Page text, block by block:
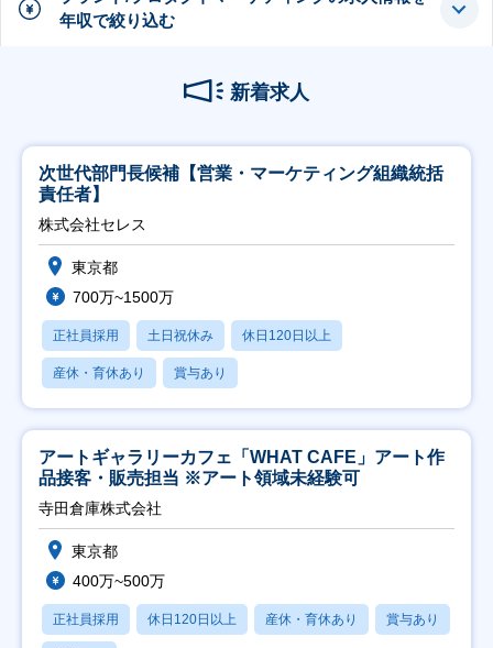
年収で絞り込む
新着求人
次世代部門長候補【営業・マーケティング組織統括
責任者】
株式会社セレス
東京都
700万~1500万
正社員採用 土日祝休み 休日120日以上
産休・育休あり 賞与あり
アートギャラリーカフェ「WHAT CAFE」アート作
品接客・販売担当 ※アート領域未経験可
寺田倉庫株式会社
東京都
400万~500万
正社員採用 休日120日以上 産休・育休あり 賞与あり